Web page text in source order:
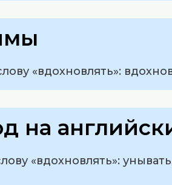
«вдохновлять»:
на
«вдохновлять»: